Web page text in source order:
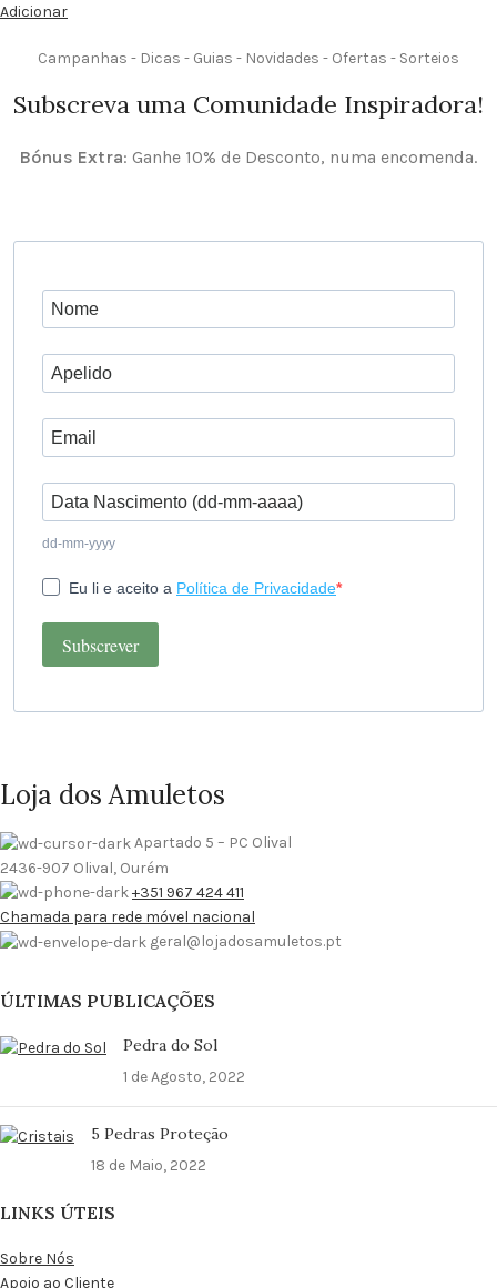
Adicionar
Campanhas - Dicas - Guias - Novidades - Ofertas - Sorteios
Subscreva uma Comunidade Inspiradora!
Bónus Extra: Ganhe 10% de Desconto, numa encomenda.
dd-mm-yyyy
Eu li e aceito a Política de Privacidade
Subscrever
Loja dos Amuletos
Apartado 5 – PC Olival
2436-907 Olival, Ourém
+351 967 424 411
Chamada para rede móvel nacional
geral@lojadosamuletos.pt
ÚLTIMAS PUBLICAÇÕES
Pedra do Sol
1 de Agosto, 2022
5 Pedras Proteção
18 de Maio, 2022
LINKS ÚTEIS
Sobre Nós
Apoio ao Cliente